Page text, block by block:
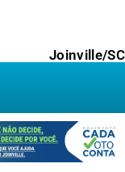
Joinville/SC